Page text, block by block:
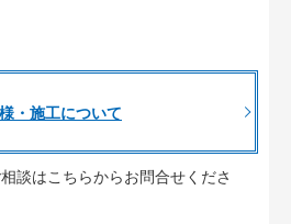
・施工について
談はこちらからお問合せくださ